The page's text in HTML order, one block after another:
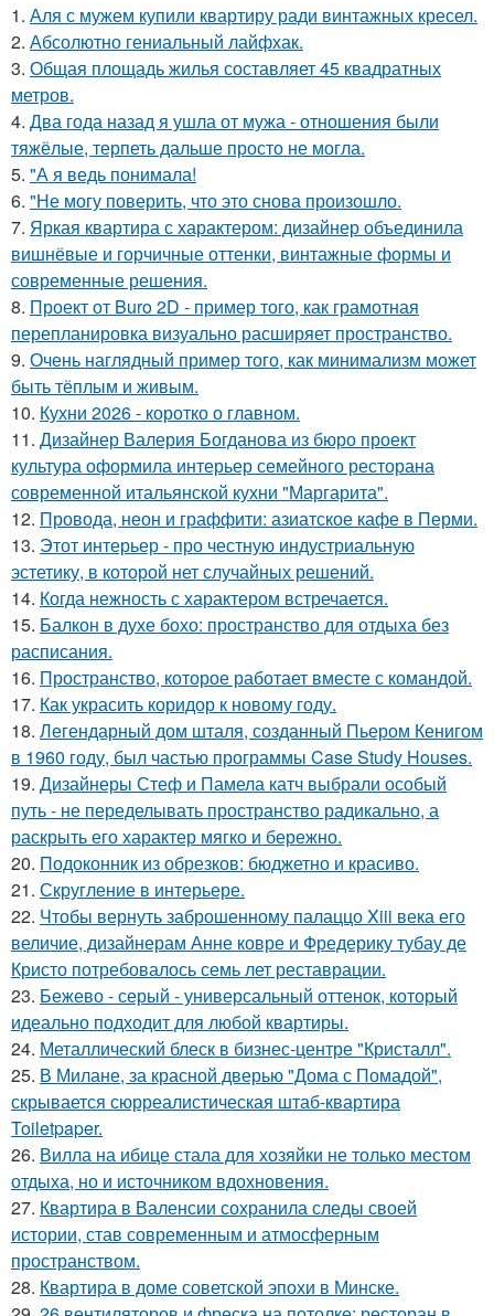
1. Аля с мужем купили квартиру ради винтажных кресел.
2. Абсолютно гениальный лайфхак.
3. Общая площадь жилья составляет 45 квадратных
метров.
4. Два года назад я ушла от мужа - отношения были
тяжёлые, терпеть дальше просто не могла.
5. "А я ведь понимала!
6. "Не могу поверить, что это снова произошло.
7. Яркая квартира с характером: дизайнер объединила
вишнёвые и горчичные оттенки, винтажные формы и
современные решения.
8. Проект от Buro 2D - пример того, как грамотная
перепланировка визуально расширяет пространство.
9. Очень наглядный пример того, как минимализм может
быть тёплым и живым.
10. Кухни 2026 - коротко о главном.
11. Дизайнер Валерия Богданова из бюро проект
культура оформила интерьер семейного ресторана
современной итальянской кухни "Маргарита".
12. Провода, неон и граффити: азиатское кафе в Перми.
13. Этот интерьер - про честную индустриальную
эстетику, в которой нет случайных решений.
14. Когда нежность с характером встречается.
15. Балкон в духе бохо: пространство для отдыха без
расписания.
16. Пространство, которое работает вместе с командой.
17. Как украсить коридор к новому году.
18. Легендарный дом шталя, созданный Пьером Кенигом
в 1960 году, был частью программы Case Study Houses.
19. Дизайнеры Стеф и Памела катч выбрали особый
путь - не переделывать пространство радикально, а
раскрыть его характер мягко и бережно.
20. Подоконник из обрезков: бюджетно и красиво.
21. Скругление в интерьере.
22. Чтобы вернуть заброшенному палаццо Xiii века его
величие, дизайнерам Анне ковре и Фредерику тубау де
Кристо потребовалось семь лет реставрации.
23. Бежево - серый - универсальный оттенок, который
идеально подходит для любой квартиры.
24. Металлический блеск в бизнес-центре "Кристалл".
25. В Милане, за красной дверью "Дома с Помадой",
скрывается сюрреалистическая штаб-квартира
Toiletpaper.
26. Вилла на ибице стала для хозяйки не только местом
отдыха, но и источником вдохновения.
27. Квартира в Валенсии сохранила следы своей
истории, став современным и атмосферным
пространством.
28. Квартира в доме советской эпохи в Минске.